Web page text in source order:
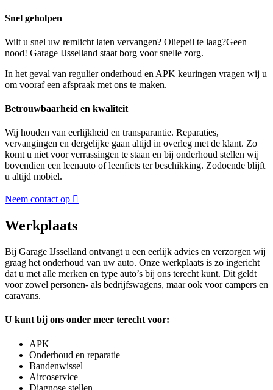
Snel geholpen
Wilt u snel uw remlicht laten vervangen? Oliepeil te laag?Geen
nood! Garage IJsselland staat borg voor snelle zorg.
In het geval van regulier onderhoud en APK keuringen vragen wij u
om vooraf een afspraak met ons te maken.
Betrouwbaarheid en kwaliteit
Wij houden van eerlijkheid en transparantie. Reparaties,
vervangingen en dergelijke gaan altijd in overleg met de klant. Zo
komt u niet voor verrassingen te staan en bij onderhoud stellen wij
bovendien een leenauto of leenfiets ter beschikking. Zodoende blijft
u altijd mobiel.
Neem contact op
Werkplaats
Bij Garage IJsselland ontvangt u een eerlijk advies en verzorgen wij
graag het onderhoud van uw auto. Onze werkplaats is zo ingericht
dat u met alle merken en type auto’s bij ons terecht kunt. Dit geldt
voor zowel personen- als bedrijfswagens, maar ook voor campers en
caravans.
U kunt bij ons onder meer terecht voor:
APK
Onderhoud en reparatie
Bandenwissel
Aircoservice
Diagnose stellen